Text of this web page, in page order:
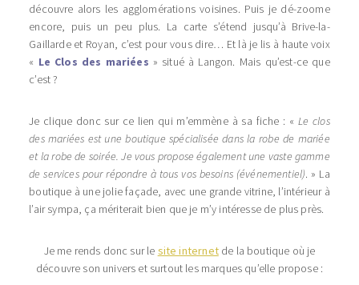
découvre alors les agglomérations voisines. Puis je dé-zoome
encore, puis un peu plus. La carte s’étend jusqu’à Brive-la-
Gaillarde et Royan, c’est pour vous dire… Et là je lis à haute voix
« Le Clos des mariées » situé à Langon. Mais qu’est-ce que
c’est ?
Je clique donc sur ce lien qui m’emmène à sa fiche : «Le clos
des mariées est une boutique spécialisée dans la robe de mariée
et la robe de soirée. Je vous propose également une vaste gamme
de services pour répondre à tous vos besoins (événementiel). » La
boutique à une jolie façade, avec une grande vitrine, l’intérieur à
l’air sympa, ça mériterait bien que je m’y intéresse de plus près.
Je me rends donc sur le site internetde la boutique où je
découvre son univers et surtout les marques qu’elle propose :